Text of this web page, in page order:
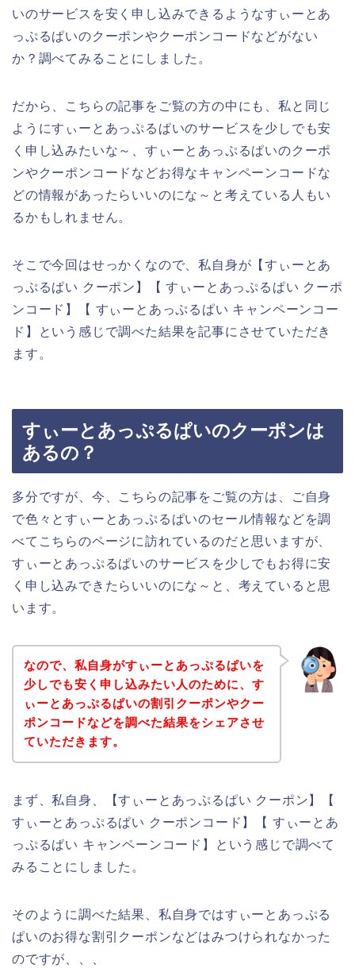
いのサービスを安く申し込みできるようなすぃーとあ
っぷるぱいのクーポンやクーポンコードなどがない
か？調べてみることにしました。
だから、こちらの記事をご覧の方の中にも、私と同じ
ようにすぃーとあっぷるぱいのサービスを少しでも安
く申し込みたいな～、すぃーとあっぷるぱいのクーポ
ンやクーポンコードなどお得なキャンペーンコードな
どの情報があったらいいのにな～と考えている人もい
るかもしれません。
そこで今回はせっかくなので、私自身が【すぃーとあ
っぷるぱい クーポン】【 すぃーとあっぷるぱい クーポ
ンコード】【 すぃーとあっぷるぱい キャンペーンコー
ド】という感じで調べた結果を記事にさせていただき
ます。
すぃーとあっぷるぱいのクーポンは
あるの？
多分ですが、今、こちらの記事をご覧の方は、ご自身
で色々とすぃーとあっぷるぱいのセール情報などを調
べてこちらのページに訪れているのだと思いますが、
すぃーとあっぷるぱいのサービスを少しでもお得に安
く申し込みできたらいいのにな～と、考えていると思
います。
なので、私自身がすぃーとあっぷるぱいを
少しでも安く申し込みたい人のために、す
ぃーとあっぷるぱいの割引クーポンやクー
ポンコードなどを調べた結果をシェアさせ
ていただきます。
まず、私自身、【すぃーとあっぷるぱい クーポン】【
すぃーとあっぷるぱい クーポンコード】【 すぃーとあ
っぷるぱい キャンペーンコード】という感じで調べて
みることにしました。
そのように調べた結果、私自身ではすぃーとあっぷる
ぱいのお得な割引クーポンなどはみつけられなかった
のですが、、、